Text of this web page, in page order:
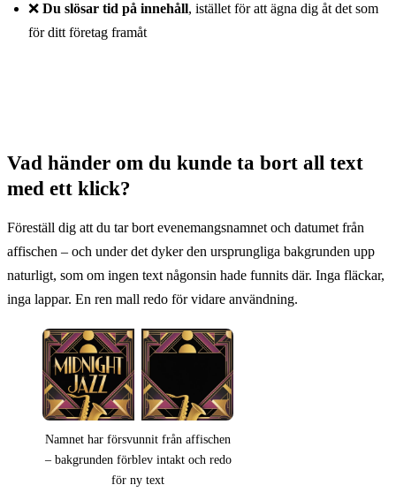
❌ Du slösar tid på innehåll, istället för att ägna dig åt det som
för ditt företag framåt
Vad händer om du kunde ta bort all text
med ett klick?
Föreställ dig att du tar bort evenemangsnamnet och datumet från
affischen – och under det dyker den ursprungliga bakgrunden upp
naturligt, som om ingen text någonsin hade funnits där. Inga fläckar,
inga lappar. En ren mall redo för vidare användning.
Namnet har försvunnit från affischen
– bakgrunden förblev intakt och redo
för ny text